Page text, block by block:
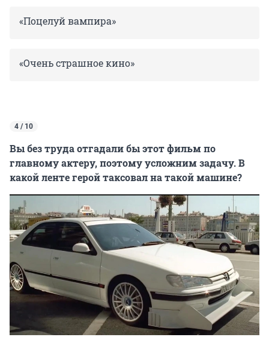
«Поцелуй вампира»
«Очень страшное кино»
4 / 10
Вы без труда отгадали бы этот фильм по
главному актеру, поэтому усложним задачу. В
какой ленте герой таксовал на такой машине?